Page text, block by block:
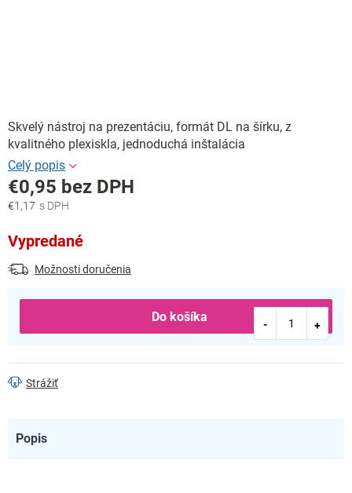
Skvelý nástroj na prezentáciu, formát DL na šírku, z
kvalitného plexiskla, jednoduchá inštalácia
€1,17
€0,95 bez DPH
Jednotková
Vypredané
Možnosti doručenia
Do košíka
Strážiť
Popis